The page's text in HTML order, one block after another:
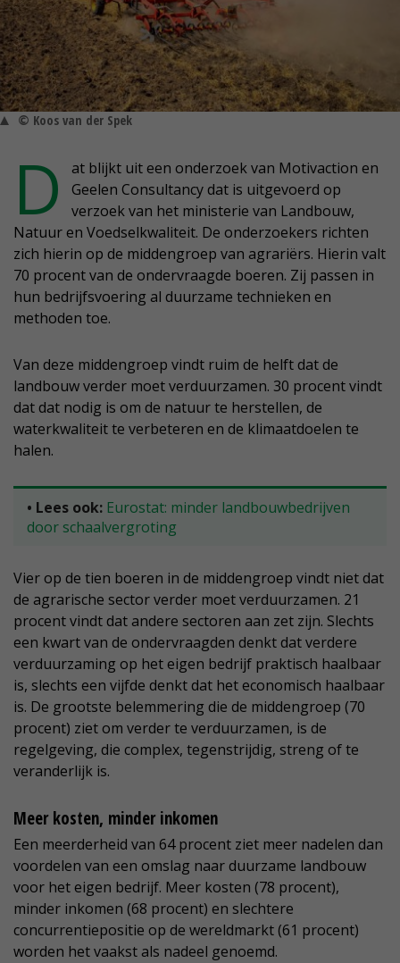
© Koos van der Spek
D
at blijkt uit een onderzoek van Motivaction en
Geelen Consultancy dat is uitgevoerd op
verzoek van het ministerie van Landbouw,
Natuur en Voedselkwaliteit. De onderzoekers richten
zich hierin op de middengroep van agrariërs. Hierin valt
70 procent van de ondervraagde boeren. Zij passen in
hun bedrijfsvoering al duurzame technieken en
methoden toe.
Van deze middengroep vindt ruim de helft dat de
landbouw verder moet verduurzamen. 30 procent vindt
dat dat nodig is om de natuur te herstellen, de
waterkwaliteit te verbeteren en de klimaatdoelen te
halen.
• Lees ook: Eurostat: minder landbouwbedrijven
door schaalvergroting
Vier op de tien boeren in de middengroep vindt niet dat
de agrarische sector verder moet verduurzamen. 21
procent vindt dat andere sectoren aan zet zijn. Slechts
een kwart van de ondervraagden denkt dat verdere
verduurzaming op het eigen bedrijf praktisch haalbaar
is, slechts een vijfde denkt dat het economisch haalbaar
is. De grootste belemmering die de middengroep (70
procent) ziet om verder te verduurzamen, is de
regelgeving, die complex, tegenstrijdig, streng of te
veranderlijk is.
Meer kosten, minder inkomen
Een meerderheid van 64 procent ziet meer nadelen dan
voordelen van een omslag naar duurzame landbouw
voor het eigen bedrijf. Meer kosten (78 procent),
minder inkomen (68 procent) en slechtere
concurrentiepositie op de wereldmarkt (61 procent)
worden het vaakst als nadeel genoemd.